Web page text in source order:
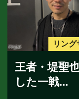
リング
王者・堤聖
した一戦...